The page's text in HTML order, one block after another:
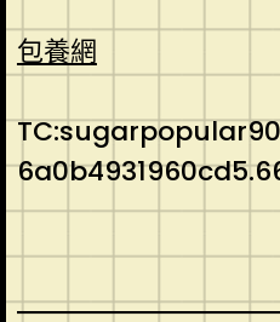
包養網